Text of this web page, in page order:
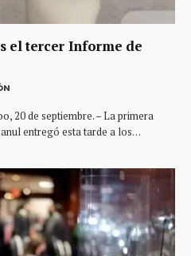
el tercer Informe de
20 de septiembre. – La primera
entregó esta tarde a los…